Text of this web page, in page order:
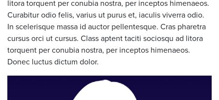
litora torquent per conubia nostra, per inceptos himenaeos.
Curabitur odio felis, varius ut purus et, iaculis viverra odio.
In scelerisque massa id auctor pellentesque. Cras pharetra
cursus orci ut cursus. Class aptent taciti sociosqu ad litora
torquent per conubia nostra, per inceptos himenaeos.
Donec luctus dictum dolor.